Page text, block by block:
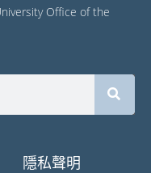
Office of the
隱私聲明